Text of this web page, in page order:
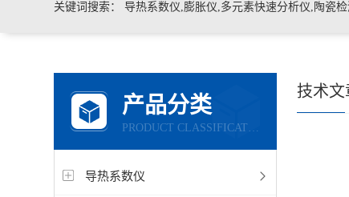
关键词搜索： 导热系数仪,膨胀仪,多元素快速分析仪,陶瓷检测仪,玻璃耐火材料检测仪，石墨
产品分类
PRODUCT CLASSIFICATION
导热系数仪
技术文